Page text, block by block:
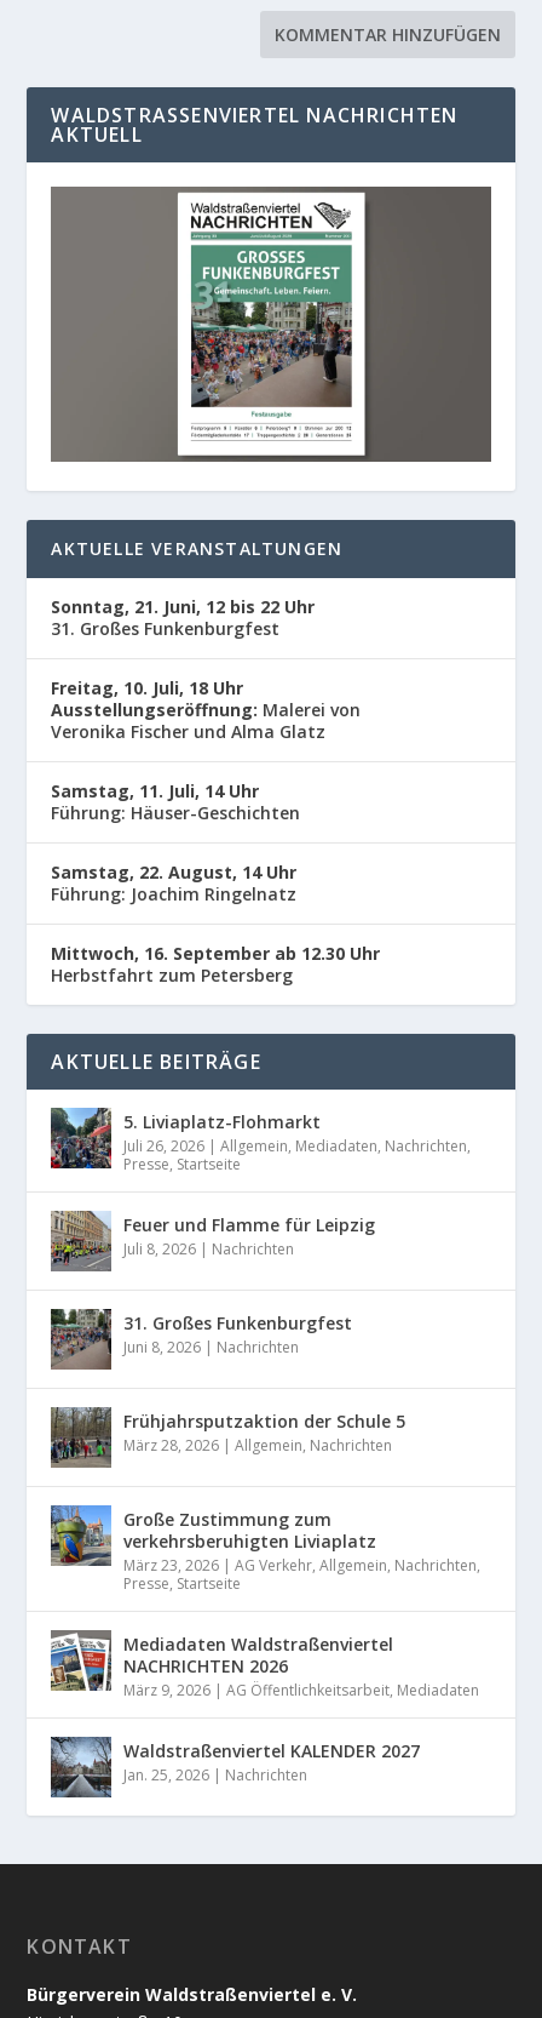
WALDSTRASSENVIERTEL NACHRICHTEN A
KTUELL
AKTUELLE VERANSTALTUNGEN
Sonntag, 21. Juni, 12 bis 22 Uhr
31. Großes Funkenburgfest
Freitag, 10. Juli, 18 Uhr
Ausstellungseröffnung: Malerei von
Veronika Fischer und Alma Glatz
Samstag, 11. Juli, 14 Uhr
Führung: Häuser-Geschichten
Samstag, 22. August, 14 Uhr
Führung: Joachim Ringelnatz
Mittwoch, 16. September ab 12.30 Uhr
Herbstfahrt zum Petersberg
AKTUELLE BEITRÄGE
5. Liviaplatz-Flohmarkt
Juli 26, 2026 |Allgemein, Mediadaten, Nachrichten,
Presse, Startseite
Feuer und Flamme für Leipzig
Juli 8, 2026 | Nachrichten
31. Großes Funkenburgfest
Juni 8, 2026 | Nachrichten
Frühjahrsputzaktion der Schule 5
März 28, 2026 |Allgemein, Nachrichten
Große Zustimmung zum
verkehrsberuhigten Liviaplatz
März 23, 2026 |AG Verkehr,Allgemein, Nachrichten,
Presse, Startseite
Mediadaten Waldstraßenviertel
NACHRICHTEN 2026
März 9, 2026 |AG Öffentlichkeitsarbeit, Mediadaten
Waldstraßenviertel KALENDER 2027
Jan. 25, 2026 | Nachrichten
KONTAKT
Bürgerverein Waldstraßenviertel e. V.